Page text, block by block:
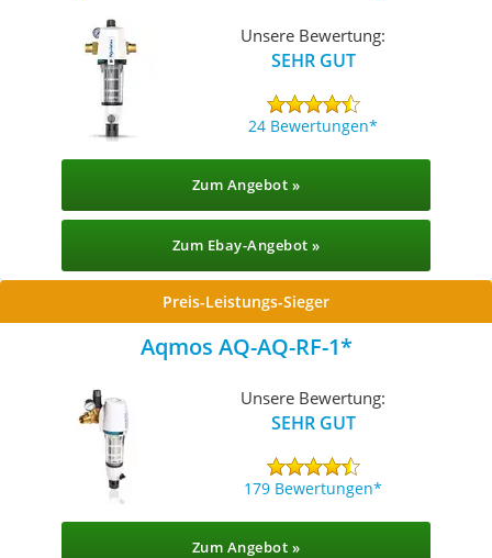
Unsere Bewertung:
SEHR GUT
24 Bewertungen
Zum Angebot »
Zum Ebay-Angebot »
Preis-Leistungs-Sieger
Aqmos AQ-AQ-RF-1
Unsere Bewertung:
SEHR GUT
179 Bewertungen
Zum Angebot »